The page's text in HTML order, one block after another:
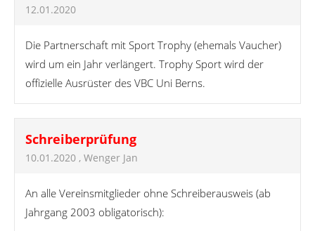
12.01.2020
Die Partnerschaft mit Sport Trophy (ehemals Vaucher)
wird um ein Jahr verlängert. Trophy Sport wird der
offizielle Ausrüster des VBC Uni Berns.
Schreiberprüfung
10.01.2020 , Wenger Jan
An alle Vereinsmitglieder ohne Schreiberausweis (ab
Jahrgang 2003 obligatorisch):